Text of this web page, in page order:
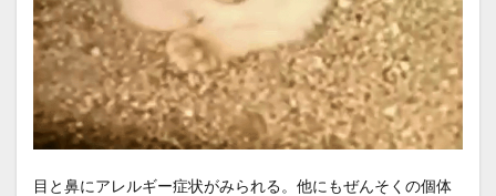
目と鼻にアレルギー症状がみられる。他にもぜんそくの個体